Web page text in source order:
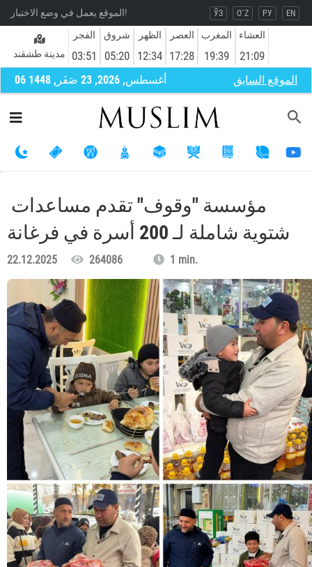
الموقع يعمل في وضع الاختبار! ЎЗ O`Z РУ EN
مدينة طشقند
الفجر
03:51
شروق
05:20
الظهر
12:34
العصر
17:28
المغرب
19:39
العشاء
21:09
06 أغسطس, 2026, 23 صَفَر, 1448 الموقع السابق
شتوية شاملة لـ 200 أسرة في فرغانة
22.12.2025 264086 1 min.